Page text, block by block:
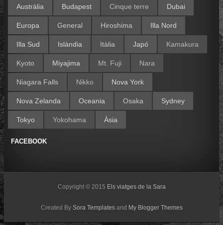
Austràlia Budapest Cinque terre Dubai
Europa General Hiroshima Illa Nord
Illa Sud Islàndia Itàlia Japó Kamakura
Kyoto Miyajima Mt. Fuji Nara
Niagara Falls Nikko Nova York
Nova Zelanda Oceania Osaka Sydney
Tokyo Yokohama Àsia
FACEBOOK
Copyright © 2015 Els viatges de la Sara
Created BySora Templates and My Blogger Themes